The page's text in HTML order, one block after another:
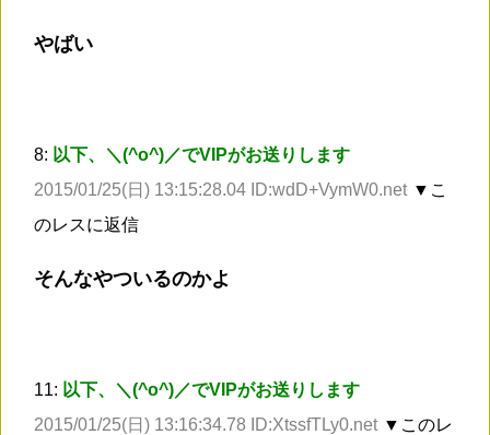
やばい
8: 以下、＼(^o^)／でVIPがお送りします
2015/01/25(日) 13:15:28.04 ID:wdD+VymW0.net ▼こ
のレスに返信
そんなやついるのかよ
11: 以下、＼(^o^)／でVIPがお送りします
2015/01/25(日) 13:16:34.78 ID:XtssfTLy0.net ▼このレ